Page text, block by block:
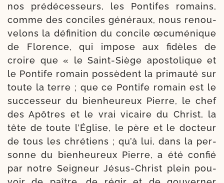
nos pré­dé­ces­seurs, les Pontifes romains,
comme des conciles géné­raux, nous renou­
ve­lons la défi­ni­tion du concile œcu­mé­nique
de Florence, qui impose aux fidèles de
croire que « le Saint-​Siège apos­to­lique et
le Pontife romain pos­sèdent la pri­mau­té sur
toute la terre ; que ce Pontife romain est le
suc­ces­seur du bien­heu­reux Pierre, le chef
des Apôtres et le vrai vicaire du Christ, la
tête de toute l’Église, le père et le doc­teur
de tous les chré­tiens ; qu’à lui, dans la per­
sonne du bien­heu­reux Pierre, a été confié
par notre Seigneur Jésus-​Christ plein pou­